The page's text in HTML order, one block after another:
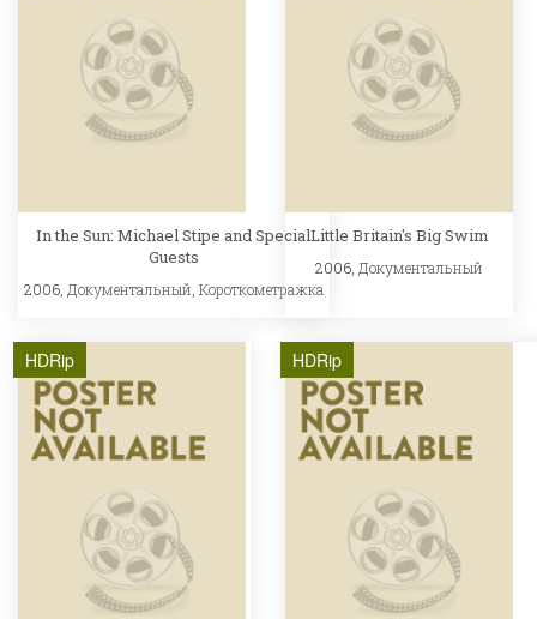
In the Sun: Michael Stipe and Special
Guests
2006, Документальный Короткометражка
Little Britain's Big Swim
2006, Документальный
HDRip HDRip